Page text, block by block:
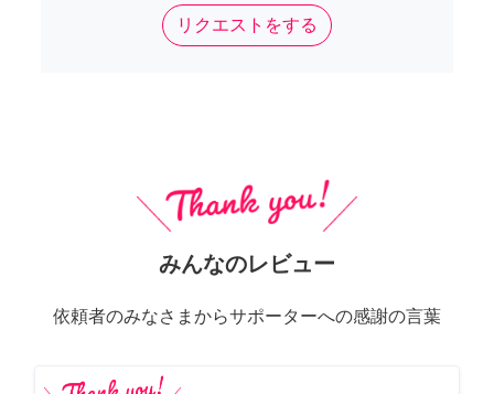
リクエストをする
みんなのレビュー
依頼者のみなさまからサポーターへの感謝の言葉